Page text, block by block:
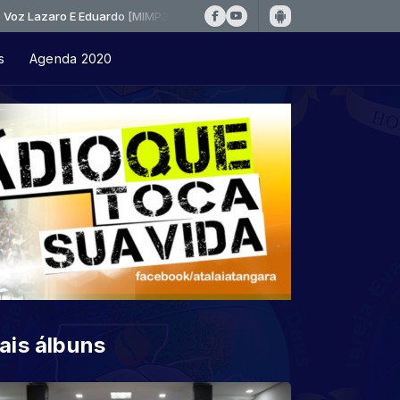
Eduardo [MIMP3]
Agenda 2020
álbuns